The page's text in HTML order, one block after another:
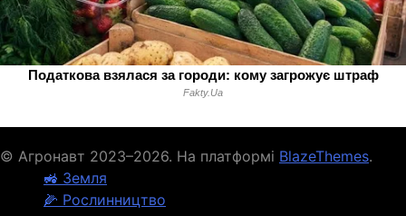
© Агронавт 2023–2026. На платформі BlazeThemes.
🚜 Земля
🌽 Рослинництво